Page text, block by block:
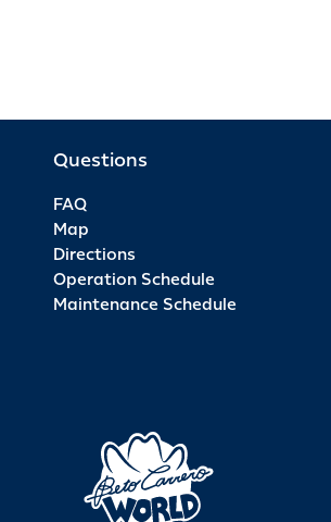
Questions
FAQ
Map
Directions
Operation Schedule
Maintenance Schedule